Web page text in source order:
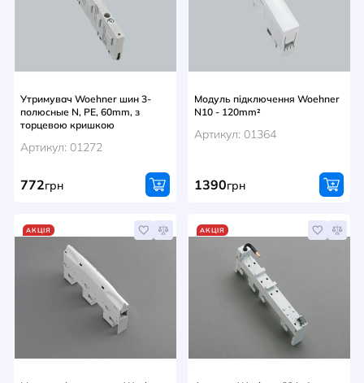
СИСТЕМИ ШИНОПРОВОДІВ ТА СТРУМОПРОВОДІВ
Утримувач Woehner шин 3-
полюсные N, PE, 60mm, з
торцевою кришкою
Артикул: 01272
772грн
Модуль підключення Woehner
N10 - 120mm²
Артикул: 01364
1390грн
АКЦІЯ АКЦІЯ